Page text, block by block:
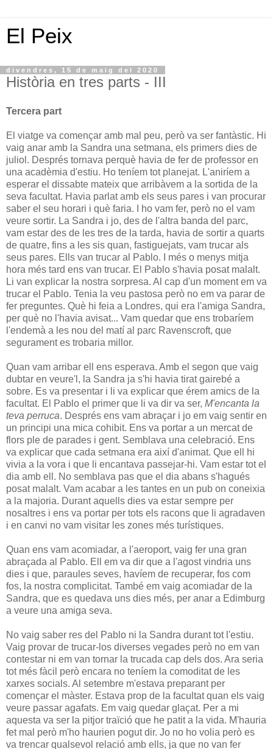
El Peix
divendres, 15 de maig del 2020
Història en tres parts - III
Tercera part
El viatge va començar amb mal peu, però va ser fantàstic. Hi
vaig anar amb la Sandra una setmana, els primers dies de
juliol. Després tornava perquè havia de fer de professor en
una acadèmia d'estiu. Ho teníem tot planejat. L'aniríem a
esperar el dissabte mateix que arribàvem a la sortida de la
seva facultat. Havia parlat amb els seus pares i van procurar
saber el seu horari i què faria. I ho vam fer, però no el vam
veure sortir. La Sandra i jo, des de l'altra banda del parc,
vam estar des de les tres de la tarda, havia de sortir a quarts
de quatre, fins a les sis quan, fastiguejats, vam trucar als
seus pares. Ells van trucar al Pablo. I més o menys mitja
hora més tard ens van trucar. El Pablo s'havia posat malalt.
Li van explicar la nostra sorpresa. Al cap d'un moment em va
trucar el Pablo. Tenia la veu pastosa però no em va parar de
fer preguntes. Què hi feia a Londres, qui era l'amiga Sandra,
per què no l'havia avisat... Vam quedar que ens trobaríem
l'endemà a les nou del matí al parc Ravenscroft, que
segurament es trobaria millor.
Quan vam arribar ell ens esperava. Amb el segon que vaig
dubtar en veure'l, la Sandra ja s'hi havia tirat gairebé a
sobre. Es va presentar i li va explicar que érem amics de la
facultat. El Pablo el primer que li va dir va ser, M'encanta la
teva perruca. Després ens vam abraçar i jo em vaig sentir en
un principi una mica cohibit. Ens va portar a un mercat de
flors ple de parades i gent. Semblava una celebració. Ens
va explicar que cada setmana era així d'animat. Que ell hi
vivia a la vora i que li encantava passejar-hi. Vam estar tot el
dia amb ell. No semblava pas que el dia abans s'hagués
posat malalt. Vam acabar a les tantes en un pub on coneixia
a la majoria. Durant aquells dies va estar sempre per
nosaltres i ens va portar per tots els racons que li agradaven
i en canvi no vam visitar les zones més turístiques.
Quan ens vam acomiadar, a l'aeroport, vaig fer una gran
abraçada al Pablo. Ell em va dir que a l'agost vindria uns
dies i que, paraules seves, havíem de recuperar, fos com
fos, la nostra complicitat. També em vaig acomiadar de la
Sandra, que es quedava uns dies més, per anar a Edimburg
a veure una amiga seva.
No vaig saber res del Pablo ni la Sandra durant tot l'estiu.
Vaig provar de trucar-los diverses vegades però no em van
contestar ni em van tornar la trucada cap dels dos. Ara seria
tot més fàcil però encara no teníem la comoditat de les
xarxes socials. Al setembre m'estava preparant per
començar el màster. Estava prop de la facultat quan els vaig
veure passar agafats. Em vaig quedar glaçat. Per a mi
aquesta va ser la pitjor traïció que he patit a la vida. M'hauria
fet mal però m'ho haurien pogut dir. Jo no ho volia però es
va trencar qualsevol relació amb ells, ja que no van fer